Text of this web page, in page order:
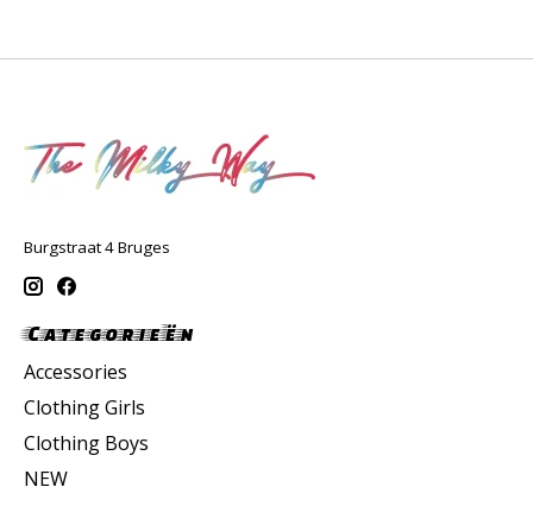
Burgstraat 4 Bruges
Categorieën
Accessories
Clothing Girls
Clothing Boys
NEW